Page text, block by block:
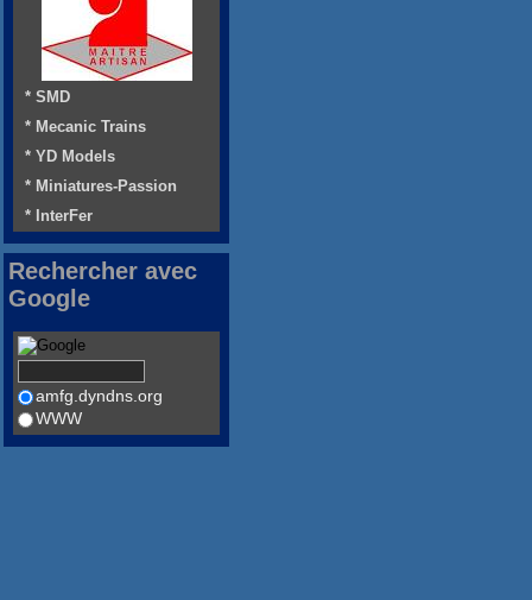
* SMD
* Mecanic Trains
* YD Models
* Miniatures-Passion
* InterFer
Rechercher avec
Google
amfg.dyndns.org
WWW